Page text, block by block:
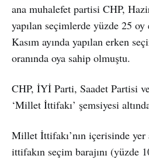
ana muhalefet partisi CHP,
yapılan seçimlerde yüzde 25 oy
Kasım ayında yapılan erken
oranında oya sahip olmuştu.
CHP, İYİ Parti, Saadet Partisi
‘Millet İttifakı’ şemsiyesi
Millet İttifakı’nın içerisinde yer
ittifakın seçim barajını (yüzde